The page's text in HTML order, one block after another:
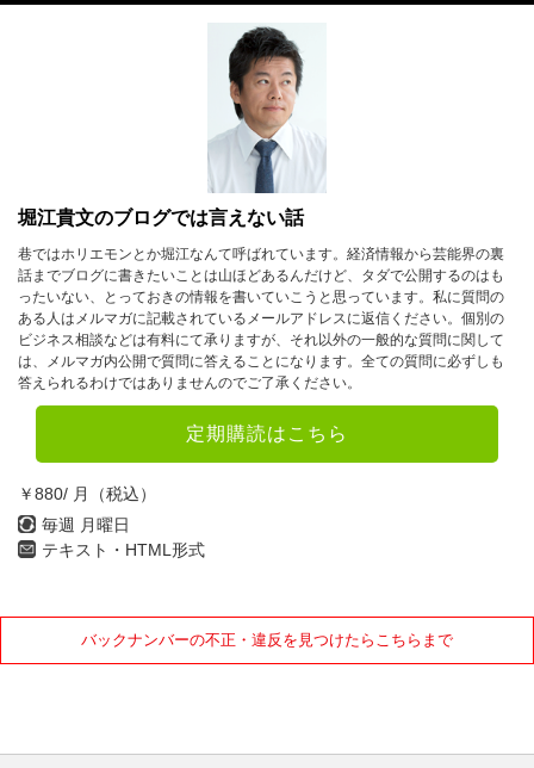
堀江貴文のブログでは言えない話
巷ではホリエモンとか堀江なんて呼ばれています。経済情報から芸能界の裏
話までブログに書きたいことは山ほどあるんだけど、タダで公開するのはも
ったいない、とっておきの情報を書いていこうと思っています。私に質問の
ある人はメルマガに記載されているメールアドレスに返信ください。個別の
ビジネス相談などは有料にて承りますが、それ以外の一般的な質問に関して
は、メルマガ内公開で質問に答えることになります。全ての質問に必ずしも
答えられるわけではありませんのでご了承ください。
定期購読はこちら
￥880/ 月（税込）
毎週 月曜日
テキスト・HTML形式
バックナンバーの不正・違反を見つけたらこちらまで